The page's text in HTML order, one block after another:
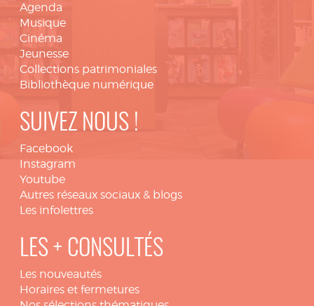
Agenda
Musique
Cinéma
Jeunesse
Collections patrimoniales
Bibliothèque numérique
SUIVEZ NOUS !
Facebook
Instagram
Youtube
Autres réseaux sociaux & blogs
Les infolettres
LES + CONSULTÉS
Les nouveautés
Horaires et fermetures